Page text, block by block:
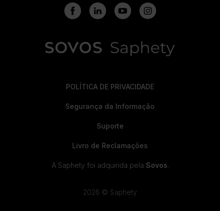
POLÍTICA DE PRIVACIDADE
Segurança da Informação
Suporte
Livro de Reclamações
A Saphety foi adquirida pela Sovos.
2026 © Saphety